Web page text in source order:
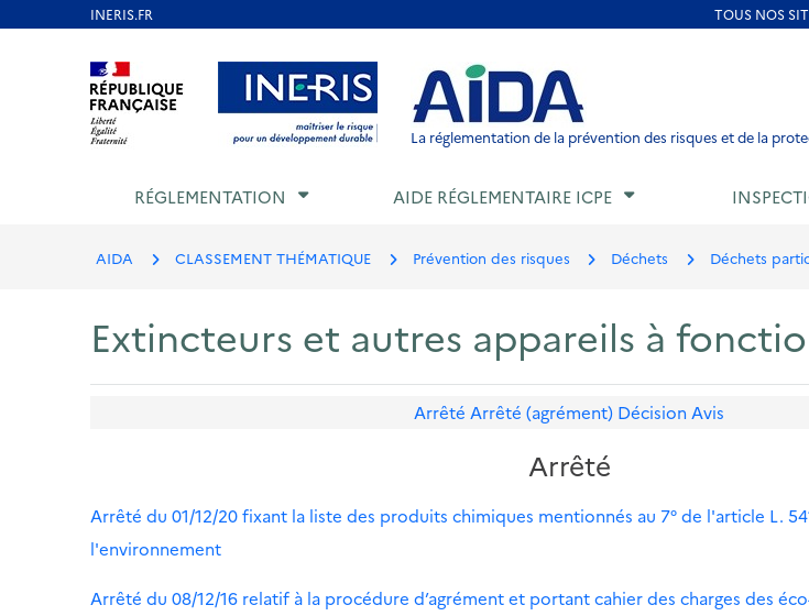
Aller au contenu Aller au menu Aller au pied de page
La réglementation de la prévention des risques et de la
RÉGLEMENTATION AIDE RÉGLEMENTAIRE ICPE
AIDA CLASSEMENT THÉMATIQUE Prévention des risques Déchets Déchets
Extincteurs et autres appareils à
Arrêté Arrêté (agrément) Décision Avis
Arrêté
Arrêté du 01/12/20 fixant la liste des produits chimiques mentionnés au 7° de l'article L.
l'environnement
Arrêté du 08/12/16 relatif à la procédure d’agrément et portant cahier des charges des